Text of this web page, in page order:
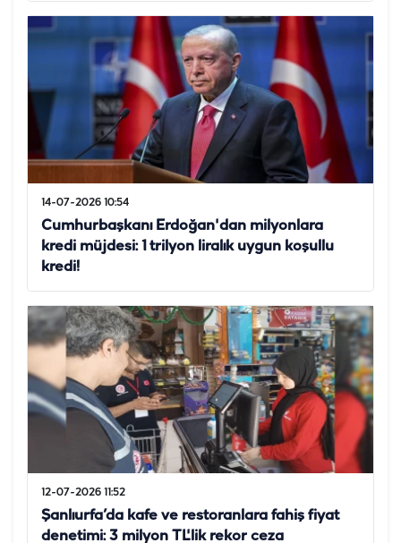
14-07-2026 10:54
Cumhurbaşkanı Erdoğan'dan milyonlara
kredi müjdesi: 1 trilyon liralık uygun koşullu
kredi!
12-07-2026 11:52
Şanlıurfa’da kafe ve restoranlara fahiş fiyat
denetimi: 3 milyon TL'lik rekor ceza